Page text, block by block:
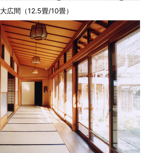
大広間（12.5畳/10畳）